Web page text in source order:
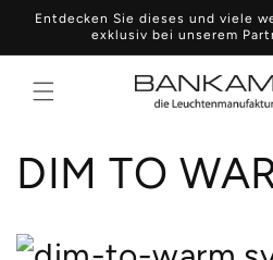
zum
Entdecken Sie dieses und viele
exklusiv bei unserem
DIM TO